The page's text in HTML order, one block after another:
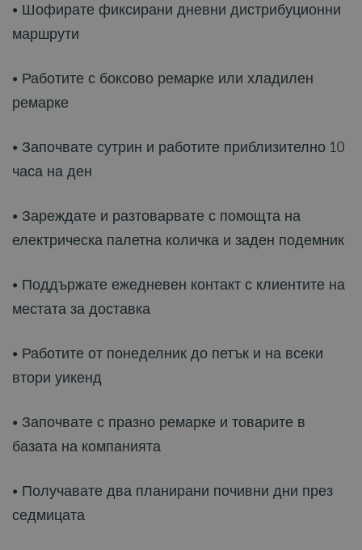
• Шофирате фиксирани дневни дистрибуционни
маршрути
• Работите с боксово ремарке или хладилен
ремарке
• Започвате сутрин и работите приблизително 10
часа на ден
• Зареждате и разтоварвате с помощта на
електрическа палетна количка и заден подемник
• Поддържате ежедневен контакт с клиентите на
местата за доставка
• Работите от понеделник до петък и на всеки
втори уикенд
• Започвате с празно ремарке и товарите в
базата на компанията
• Получавате два планирани почивни дни през
седмицата